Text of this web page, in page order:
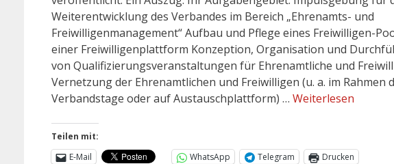
Weiterentwicklung des Verbandes im Bereich „Ehrenamts- und
Freiwilligenmanagement“ Aufbau und Pflege eines Freiwilligen-
einer Freiwilligenplattform Konzeption, Organisation und
von Qualifizierungsveranstaltungen für Ehrenamtliche und
Vernetzung der Ehrenamtlichen und Freiwilligen (u. a. im Rahmen
Verbandstage oder auf Austauschplattform) … Weiterlesen
Teilen mit:
E-Mail
WhatsApp Telegram Drucken